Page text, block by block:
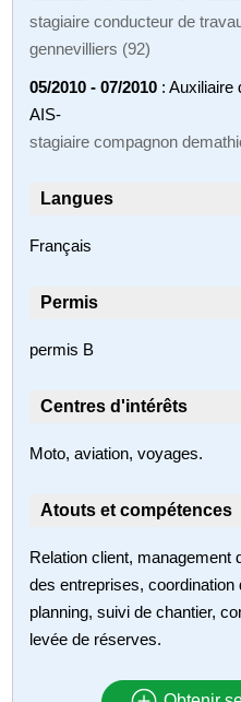
stagiaire conducteur de
gennevilliers (92)
05/2010 - 07/2010 : Auxiliaire
AIS-
stagiaire compagnon
Langues
Français
Permis
permis B
Centres d'intérêts
Moto, aviation, voyages.
Atouts et compétences
Relation client, management
des entreprises,
planning, suivi de chantier,
levée de réserves.